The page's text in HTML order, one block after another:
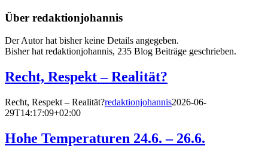
Über redaktionjohannis
Der Autor hat bisher keine Details angegeben.
Bisher hat redaktionjohannis, 235 Blog Beiträge geschrieben.
Recht, Respekt – Realität?
Recht, Respekt – Realität?redaktionjohannis2026-06-
29T14:17:09+02:00
Hohe Temperaturen 24.6. – 26.6.